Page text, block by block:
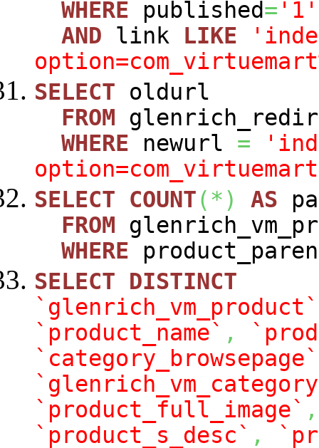
WHERE published= '1'
AND link LIKE
SELECT oldurl
FROM
WHERE newurl =
SELECT
COUNT(*) AS
FROM
WHERE
SELECT
DISTINCT
`glenrich_vm_product`
`product_name` ,
`category_browsepage`
`product_full_image` ,
`product_s_desc` ,